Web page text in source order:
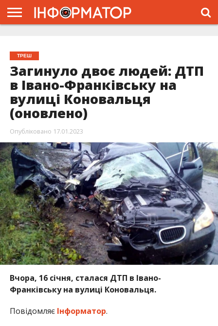
ТРЕШ
Загинуло двоє людей: ДТП
в Івано-Франківську на
вулиці Коновальця
(оновлено)
Опубліковано 17.01.2023
Вчора, 16 січня, сталася ДТП в Івано-
Франківську на вулиці Коновальця.
Повідомляє Інформатор.